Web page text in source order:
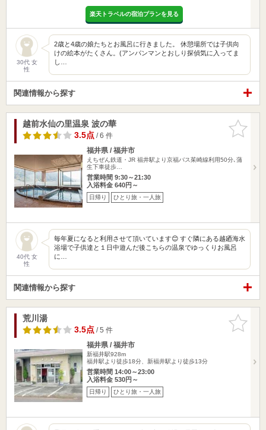
楽天トラベルの宿泊プランを見る
30代 女
性
2歳と4歳の娘たちとお風呂に行きました。 休憩場所では子供向
けの絵本がたくさん。(アンパンマンとおしり探偵気に入ってま
し…
関連情報から探す
お気に入
りに追加
越前水仙の里温泉 波の華
3.5点/ 6 件
福井県 / 福井市
えちぜん鉄道・JR 福井駅より京福バス茱崎線利用50分､蒲
生下車徒歩…
営業時間 9:30～21:30
入浴料金 640円～
日帰り ひとり旅・一人旅
40代 女
性
毎年夏になると利用させて頂いています😊 すぐ隣にある越廼海水
浴場で子供達と１日中遊んだ後こちらの温泉でゆっくりお風呂
に…
関連情報から探す
お気に入
りに追加
荒川湯
3.5点/ 5 件
福井県 / 福井市
新福井駅928m
福井駅より徒歩18分、新福井駅より徒歩13分
営業時間 14:00～23:00
入浴料金 530円～
日帰り ひとり旅・一人旅